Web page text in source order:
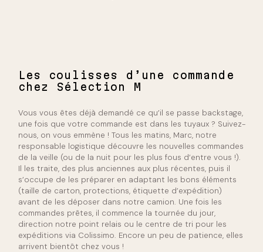
Les coulisses d’une commande
chez Sélection M
Vous vous êtes déjà demandé ce qu’il se passe backstage,
une fois que votre commande est dans les tuyaux ? Suivez-
nous, on vous emmène ! Tous les matins, Marc, notre
responsable logistique découvre les nouvelles commandes
de la veille (ou de la nuit pour les plus fous d’entre vous !).
Il les traite, des plus anciennes aux plus récentes, puis il
s’occupe de les préparer en adaptant les bons éléments
(taille de carton, protections, étiquette d’expédition)
avant de les déposer dans notre camion. Une fois les
commandes prêtes, il commence la tournée du jour,
direction notre point relais ou le centre de tri pour les
expéditions via Colissimo. Encore un peu de patience, elles
arrivent bientôt chez vous !